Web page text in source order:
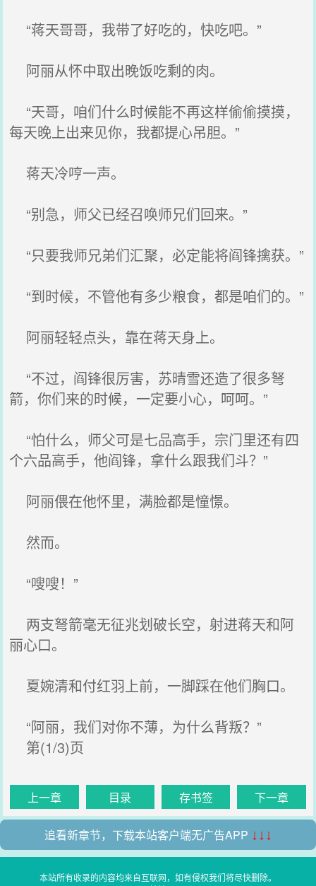
“蒋天哥哥，我带了好吃的，快吃吧。”
阿丽从怀中取出晚饭吃剩的肉。
“天哥，咱们什么时候能不再这样偷偷摸摸，
每天晚上出来见你，我都提心吊胆。”
蒋天冷哼一声。
“别急，师父已经召唤师兄们回来。”
“只要我师兄弟们汇聚，必定能将阎锋擒获。”
“到时候，不管他有多少粮食，都是咱们的。”
阿丽轻轻点头，靠在蒋天身上。
“不过，阎锋很厉害，苏晴雪还造了很多弩
箭，你们来的时候，一定要小心，呵呵。”
“怕什么，师父可是七品高手，宗门里还有四
个六品高手，他阎锋，拿什么跟我们斗？”
阿丽偎在他怀里，满脸都是憧憬。
然而。
“嗖嗖！”
两支弩箭毫无征兆划破长空，射进蒋天和阿
丽心口。
夏婉清和付红羽上前，一脚踩在他们胸口。
“阿丽，我们对你不薄，为什么背叛？”
第(1/3)页
上一章 目录 存书签 下一章
追看新章节，下载本站客户端无广告APP ↓↓↓
本站所有收录的内容均来自互联网，如有侵权我们将尽快删除。